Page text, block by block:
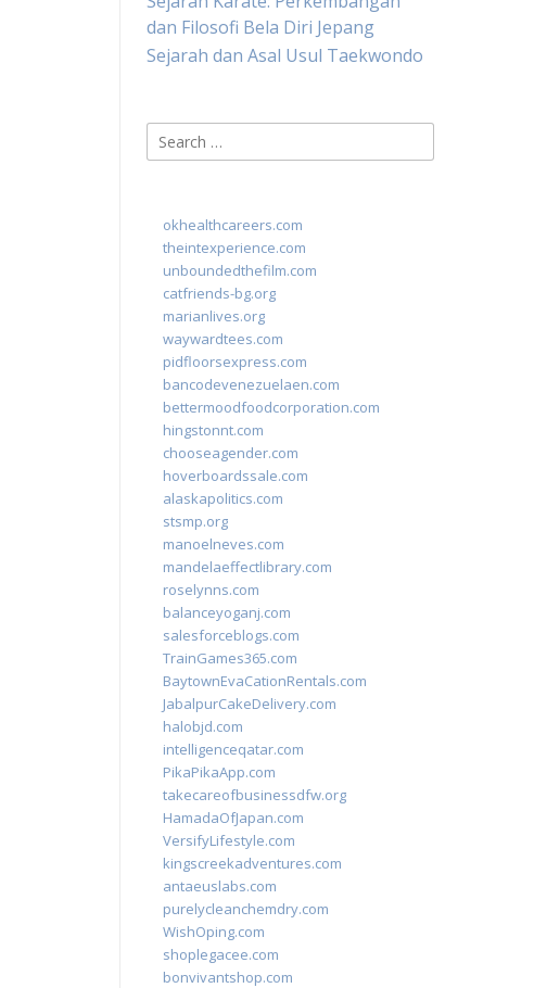
dan Filosofi Bela Diri Jepang
Sejarah dan Asal Usul Taekwondo
Search
for:
okhealthcareers.com
theintexperience.com
unboundedthefilm.com
catfriends-bg.org
marianlives.org
waywardtees.com
pidfloorsexpress.com
bancodevenezuelaen.com
bettermoodfoodcorporation.com
hingstonnt.com
chooseagender.com
hoverboardssale.com
alaskapolitics.com
stsmp.org
manoelneves.com
mandelaeffectlibrary.com
roselynns.com
balanceyoganj.com
salesforceblogs.com
TrainGames365.com
BaytownEvaCationRentals.com
JabalpurCakeDelivery.com
halobjd.com
intelligenceqatar.com
PikaPikaApp.com
takecareofbusinessdfw.org
HamadaOfJapan.com
VersifyLifestyle.com
kingscreekadventures.com
antaeuslabs.com
purelycleanchemdry.com
WishOping.com
shoplegacee.com
bonvivantshop.com